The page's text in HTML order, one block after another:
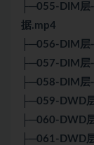
├─055-DIM层
据.mp4
├─056-DIM层
├─057-DIM层
├─058-DIM层
├─059-DWD
├─060-DWD
├─061-DWD